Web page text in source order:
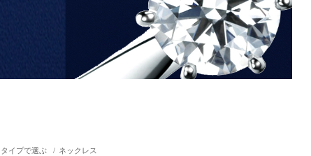
タイプで選ぶ / ネックレス